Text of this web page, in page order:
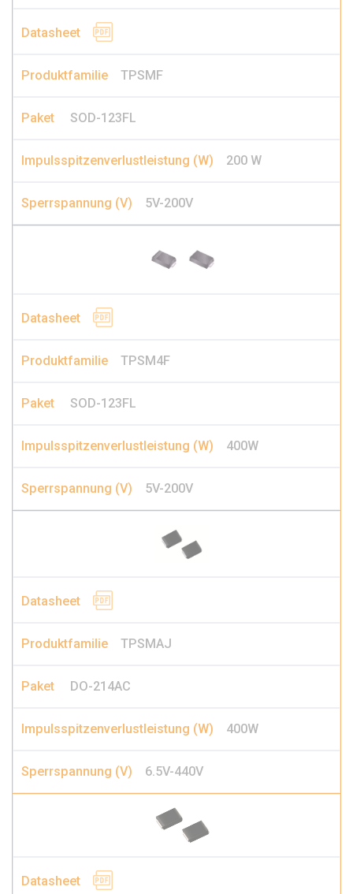
TPSMF
SOD-123FL
200 W
5V-200V
TPSM4F
SOD-123FL
400W
5V-200V
TPSMAJ
DO-214AC
400W
6.5V-440V